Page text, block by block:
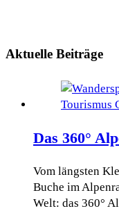
Aktuelle Beiträge
Das 360°
Vom längsten
Buche im
Welt: das 360°